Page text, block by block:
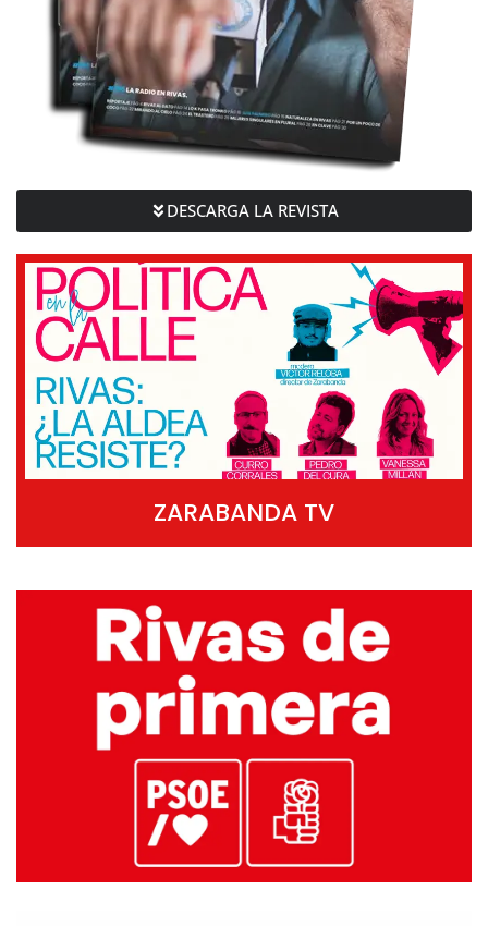
DESCARGA LA REVISTA
ZARABANDA TV